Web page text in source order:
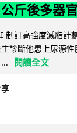
斤後多器
制訂高強度減脂計
診斷他患上尿源
閱讀全文